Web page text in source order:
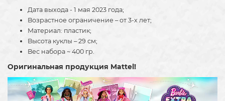
Дата выхода - 1 мая 2023 года;
Возрастное ограничение – от 3-х лет;
Материал: пластик;
Высота куклы – 29 см;
Вес набора ~ 400 гр.
Оригинальная продукция Mattel!